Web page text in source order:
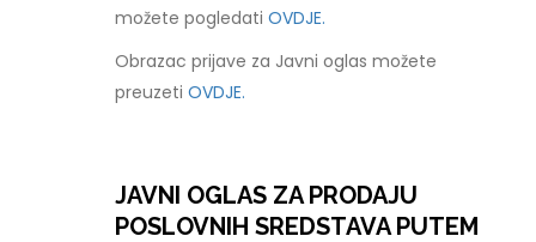
možete pogledatiOVDJE.
Obrazac prijave za Javni oglas možete
preuzetiOVDJE.
JAVNI OGLAS ZA PRODAJU
POSLOVNIH SREDSTAVA PUTEM